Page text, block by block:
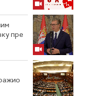
пре